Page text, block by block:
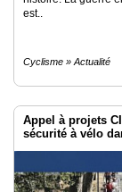
est..
Cyclisme » Actualité
Appel à projets
sécurité à vélo